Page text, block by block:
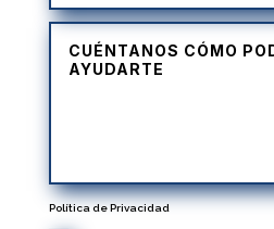
Política de Privacidad